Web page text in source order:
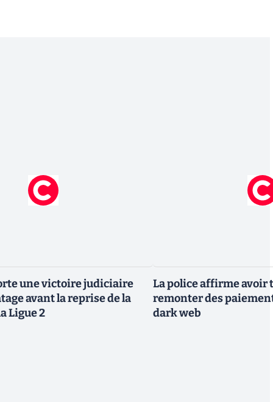
une victoire judiciaire
avant la reprise de la
Ligue 2
La police affirme avoir
remonter des
dark web